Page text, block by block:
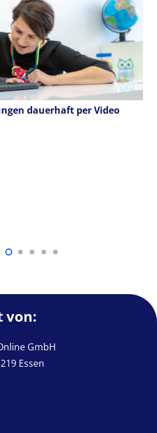
dauerhaft per Video
von:
GmbH
Essen